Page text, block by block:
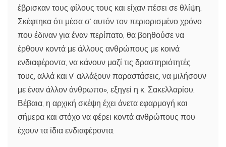
έβρισκαν τους φίλους τους και είχαν πέσει σε θλίψη.
Σκέφτηκα ότι μέσα σ’ αυτόν τον περιορισμένο χρόνο
που έδιναν για έναν περίπατο, θα βοηθούσε να
έρθουν κοντά με άλλους ανθρώπους με κοινά
ενδιαφέροντα, να κάνουν μαζί τις δραστηριότητές
τους, αλλά και ν’ αλλάξουν παραστάσεις, να μιλήσουν
με έναν άλλον άνθρωπο», εξηγεί η κ. Σακελλαρίου.
Βέβαια, η αρχική σκέψη έχει άνετα εφαρμογή και
σήμερα και στόχο να φέρει κοντά ανθρώπους που
έχουν τα ίδια ενδιαφέροντα.